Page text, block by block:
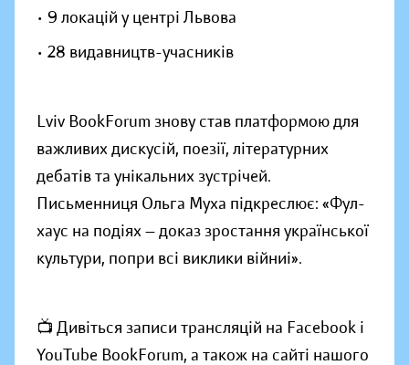
• 9 локацій у центрі Львова
• 28 видавництв-учасників
Lviv BookForum знову став платформою для
важливих дискусій, поезії, літературних
дебатів та унікальних зустрічей.
Письменниця Ольга Муха підкреслює: «Фул-
хаус на подіях — доказ зростання української
культури, попри всі виклики війниі».
📺 Дивіться записи трансляцій на Facebook і
YouTube BookForum, а також на сайті нашого